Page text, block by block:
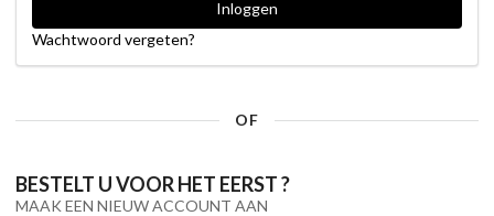
Wachtwoord vergeten?
OF
BESTELT U VOOR HET EERST ?
MAAK EEN NIEUW ACCOUNT AAN